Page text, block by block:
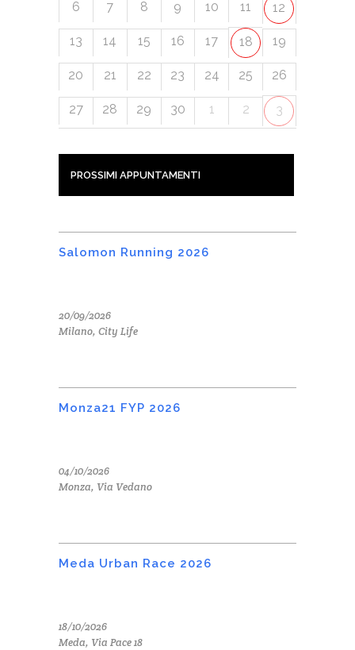
6 7 8 9 10 11 12
13 14 15 16 17 18 19
20 21 22 23 24 25 26
27 28 29 30 1 2 3
PROSSIMI APPUNTAMENTI
Salomon Running 2026
20/09/2026
Milano, City Life
Monza21 FYP 2026
04/10/2026
Monza, Via Vedano
Meda Urban Race 2026
18/10/2026
Meda, Via Pace 18